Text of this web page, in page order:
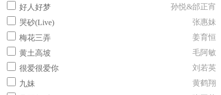
好人好梦
孙悦&邰正宵
哭砂(Live)
张惠妹
梅花三弄
姜育恒
黄土高坡
毛阿敏
很爱很爱你
刘若英
九妹
黄鹤翔